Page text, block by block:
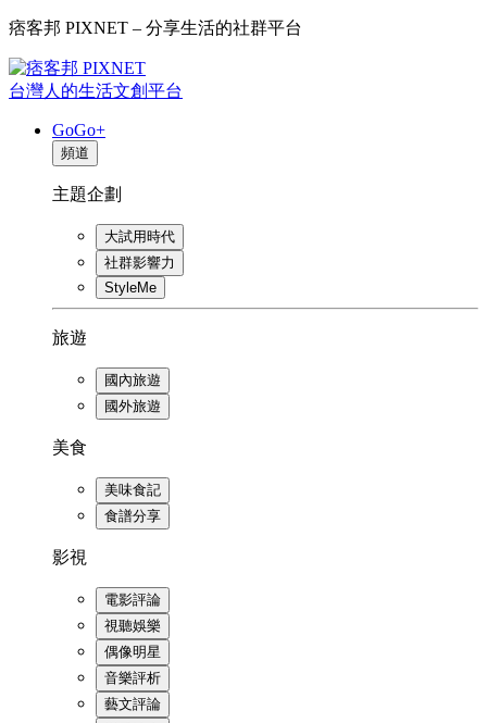
痞客邦 PIXNET – 分享生活的社群平台
台灣人的生活文創平台
GoGo+
頻道
主題企劃
大試用時代
社群影響力
StyleMe
旅遊
國內旅遊
國外旅遊
美食
美味食記
食譜分享
影視
電影評論
視聽娛樂
偶像明星
音樂評析
藝文評論